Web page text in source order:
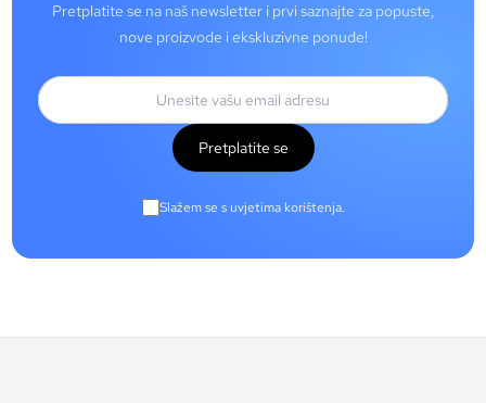
Pretplatite se na naš newsletter i prvi saznajte za popuste,
nove proizvode i ekskluzivne ponude!
Pretplatite se
Slažem se s uvjetima korištenja.